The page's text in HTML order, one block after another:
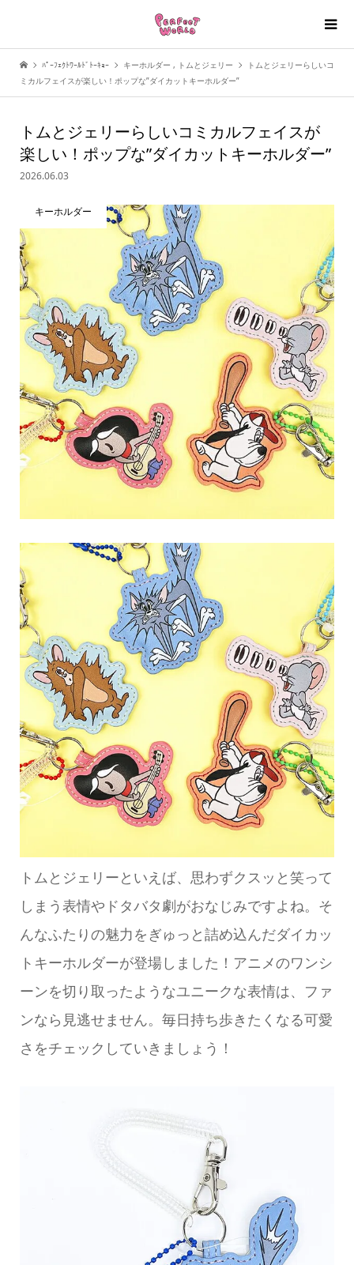
ﾊﾟｰﾌｪｸﾄﾜｰﾙﾄﾞﾄｰｷｮｰ キーホルダー , トムとジェリー
トムとジェリーらしいコ
ミカルフェイスが楽しい！ポップな”ダイカットキーホルダー”
トムとジェリーらしいコミカルフェイスが
楽しい！ポップな”ダイカットキーホルダー”
2026.06.03
キーホルダー
トムとジェリーといえば、思わずクスッと笑って
しまう表情やドタバタ劇がおなじみですよね。そ
んなふたりの魅力をぎゅっと詰め込んだダイカッ
トキーホルダーが登場しました！アニメのワンシ
ーンを切り取ったようなユニークな表情は、ファ
ンなら見逃せません。毎日持ち歩きたくなる可愛
さをチェックしていきましょう！